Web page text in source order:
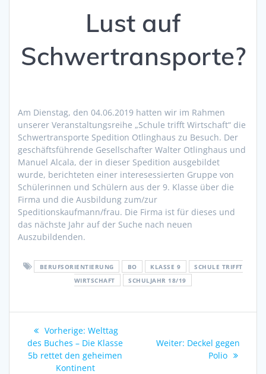
Lust auf
Schwertransporte?
Am Dienstag, den 04.06.2019 hatten wir im Rahmen
unserer Veranstaltungsreihe „Schule trifft Wirtschaft“ die
Schwertransporte Spedition Otlinghaus zu Besuch. Der
geschäftsführende Gesellschafter Walter Otlinghaus und
Manuel Alcala, der in dieser Spedition ausgebildet
wurde, berichteten einer interesessierten Gruppe von
Schülerinnen und Schülern aus der 9. Klasse über die
Firma und die Ausbildung zum/zur
Speditionskaufmann/frau. Die Firma ist für dieses und
das nächste Jahr auf der Suche nach neuen
Auszubildenden.
BERUFSORIENTIERUNG BO KLASSE 9
SCHULE TRIFFT
WIRTSCHAFT
SCHULJAHR 18/19
Beitragsnavigation
Vorherige: Vorheriger
Beitrag:
Welttag
des Buches – Die Klasse
5b rettet den geheimen
Kontinent
Weiter: Nächster
Beitrag:
Deckel gegen
Polio